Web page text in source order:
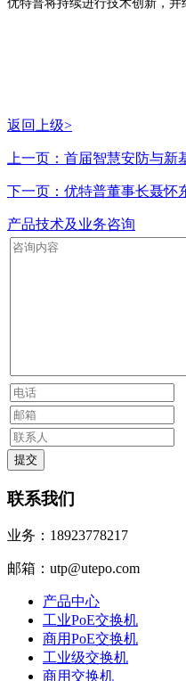
优特普将持续进行技术创新，并
返回上级>
上一页：首届智慧安防与
下一页：优特普董事长聂怀
产品技术及业务咨询
联系我们
业务：18923778217
邮箱：utp@utepo.com
产品中心
工业PoE交换机
商用PoE交换机
工业级交换机
商用交换机